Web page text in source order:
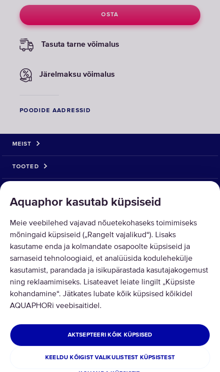
OSTA
Tasuta tarne võimalus
Järelmaksu võimalus
POODIDE AADRESSID
Aquaphor kasutab küpsiseid
Meie veebilehed vajavad nõuetekohaseks toimimiseks
mõningaid küpsiseid („Rangelt vajalikud“). Lisaks
kasutame enda ja kolmandate osapoolte küpsiseid ja
sarnaseid tehnoloogiaid, et analüüsida kodulehekülje
kasutamist, parandada ja isikupärastada kasutajakogemust
ning reklaamimiseks. Lisateavet leiate lingilt „Küpsiste
kohandamine“. Jätkates lubate kõik küpsised kõikidel
AQUAPHORi veebisaitidel.
KEELDU KÕIGIST VALIKULISTEST KÜPSISTEST
AKTSEPTEERI KÕIK KÜPSISED
MEIST
TOOTED
Copyright © 2026 AQUAPHOR.
OÜ Aquaphor International - Tel: +372 6002255 Email:
kaitstud.
Privaatsuspoliitika
Üldtingimused
ESTONIA